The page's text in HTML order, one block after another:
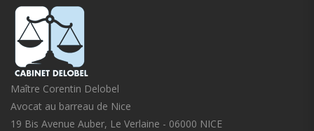
Maître Corentin Delobel
Avocat au barreau de Nice
19 Bis Avenue Auber, Le Verlaine - 06000 NICE